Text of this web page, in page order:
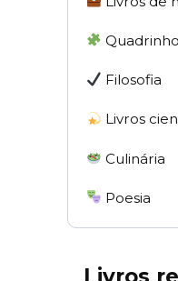
Filosofia
Livros
Culinária
Poesia